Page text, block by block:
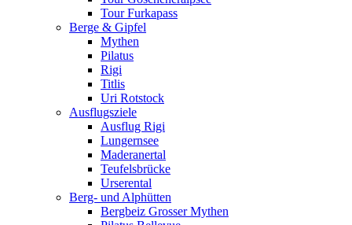
Tour Furkapass
Berge & Gipfel
Mythen
Pilatus
Rigi
Titlis
Uri Rotstock
Ausflugsziele
Ausflug Rigi
Lungernsee
Maderanertal
Teufelsbrücke
Urserental
Berg- und Alphütten
Bergbeiz Grosser Mythen